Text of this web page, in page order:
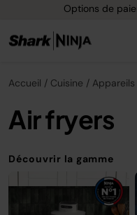
Livraison
Accueil Cuisine
Air fryers
Découvrir la gamme